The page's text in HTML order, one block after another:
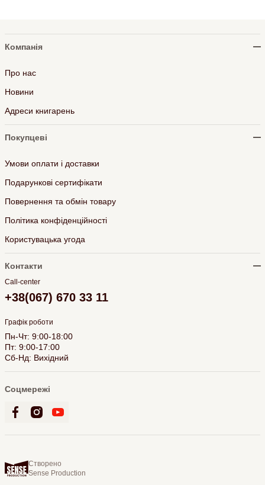
Компанія
Про нас
Новини
Адреси книгарень
Покупцеві
Умови оплати і доставки
Подарункові сертифікати
Повернення та обмін товару
Політика конфіденційності
Користувацька угода
Контакти
Call-center
+38(067) 670 33 11
Графік роботи
Пн-Чт: 9:00-18:00
Пт: 9:00-17:00
Сб-Нд: Вихідний
Соцмережі
Створено
Sense Production